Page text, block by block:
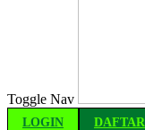
Toggle Nav
LOGIN DAFTAR